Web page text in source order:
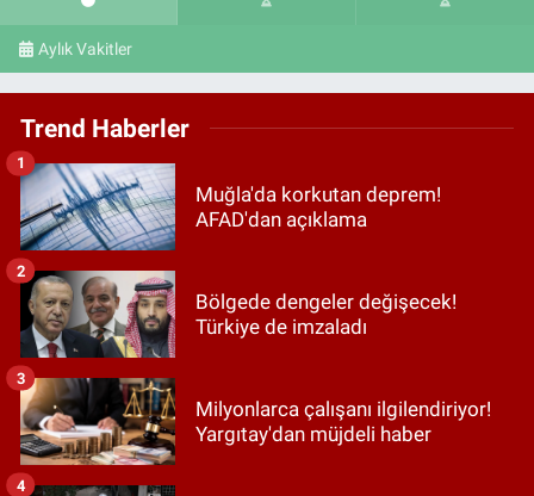
Aylık Vakitler
Trend Haberler
Muğla'da korkutan deprem!
AFAD'dan açıklama
1
Bölgede dengeler değişecek!
Türkiye de imzaladı
2
Milyonlarca çalışanı ilgilendiriyor!
Yargıtay'dan müjdeli haber
3
4